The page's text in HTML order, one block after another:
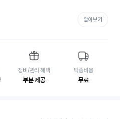
알아보기
정비/관리 혜택
부분 제공
탁송비용
무료